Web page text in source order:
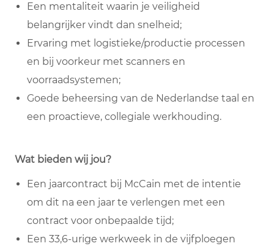
Een mentaliteit waarin je veiligheid
belangrijker vindt dan snelheid;
Ervaring met logistieke/productie processen
en bij voorkeur met scanners en
voorraadsystemen;
Goede beheersing van de Nederlandse taal en
een proactieve, collegiale werkhouding.
Wat bieden wij jou?
Een jaarcontract bij McCain met de intentie
om dit na een jaar te verlengen met een
contract voor onbepaalde tijd;
Een 33,6-urige werkweek in de vijfploegen